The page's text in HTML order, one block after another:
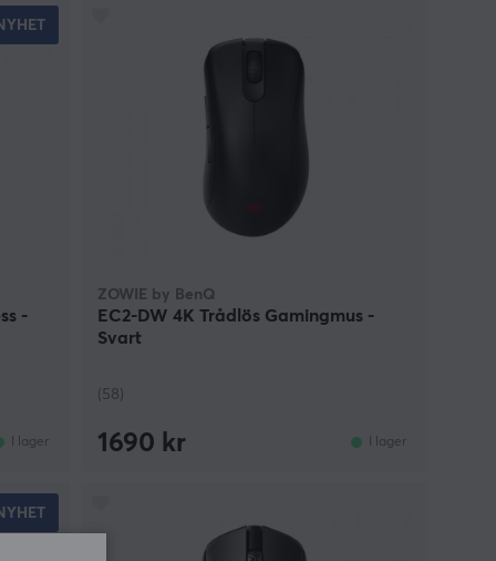
-
I lager
ZOWIE by BenQ
EC2-DW 4K Trådlös Gamingmus -
Svart
(58)
1690 kr I lager